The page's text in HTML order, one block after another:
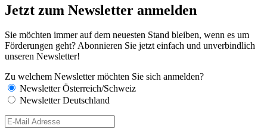
Jetzt zum Newsletter anmelden
Sie möchten immer auf dem neuesten Stand bleiben, wenn es um
Förderungen geht? Abonnieren Sie jetzt einfach und unverbindlich
unseren Newsletter!
Zu welchem Newsletter möchten Sie sich anmelden?
Newsletter Österreich/Schweiz
Newsletter Deutschland